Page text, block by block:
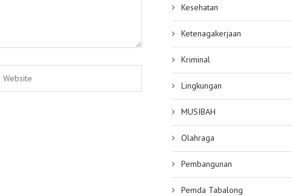
Kesehatan
Ketenagakerjaan
Kriminal
Lingkungan
MUSIBAH
Olahraga
Pembangunan
Pemda Tabalong